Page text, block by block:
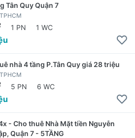
Tân Quy Quận 7
1 PN 1 WC
nhà 4 tầng P.Tân Quy giá 28 triệu
5 PN 6 WC
- Cho thuê Nhà Mặt tiền Nguyễn
Quận 7 - 5TẦNG